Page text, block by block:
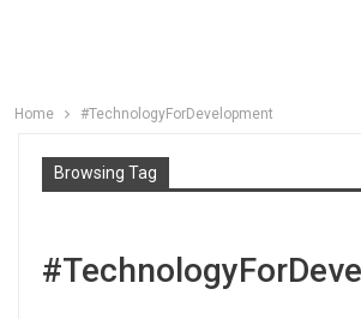
Home #TechnologyForDevelopment
Browsing Tag